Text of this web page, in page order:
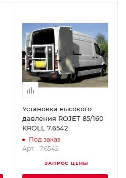
Установка высокого
давления ROJET 85/160
KROLL 7.6542
Под заказ
Арт. : 7.6542
ЗАПРОС ЦЕНЫ